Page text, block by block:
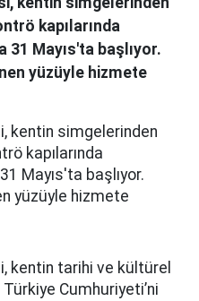
kapılarında
31 Mayıs'ta başlıyor.
yüzüyle hizmete
kentin simgelerinden
kapılarında
Mayıs'ta başlıyor.
yüzüyle hizmete
kentin tarihi ve kültürel
Cumhuriyeti’ni